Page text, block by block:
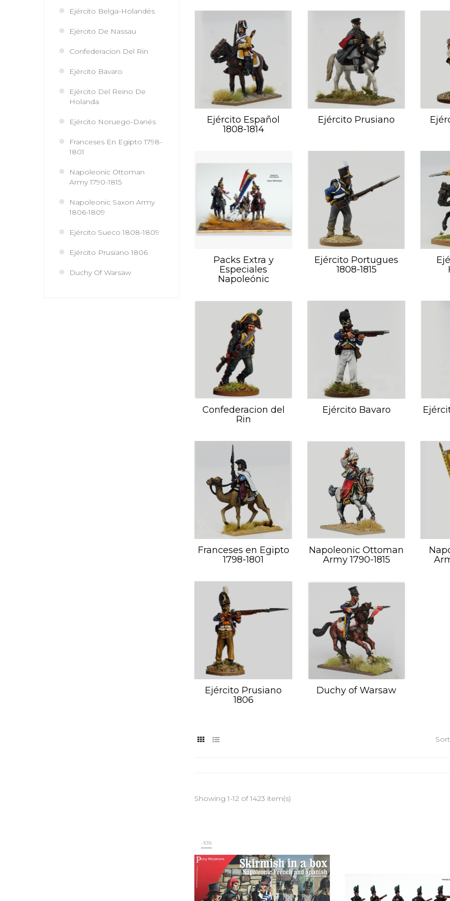
Ejército Belga-Holandés
Ejército De Nassau
Confederacion Del Rin
Ejército Bavaro
Ejército Del Reino De
Holanda
Ejército Noruego-Danés
Franceses En Egipto 1798-
1801
Napoleonic Ottoman
Army 1790-1815
Napoleonic Saxon Army
1806-1809
Ejército Sueco 1808-1809
Ejército Prusiano 1806
Duchy Of Warsaw
Ejército Español
1808-1814
Ejército Prusiano
Packs Extra y
Especiales
Napoleónic
Ejército Portugues
1808-1815
Confederacion del
Rin
Ejército Bavaro
Franceses en Egipto
1798-1801
Napoleonic Ottoman
Army 1790-1815
Ejército Prusiano
1806
Duchy of Warsaw
Showing 1-12 of 1423 item(s)
-10%